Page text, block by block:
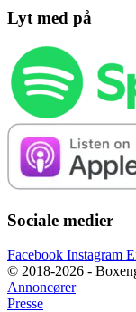
Lyt med på
Sociale medier
Facebook Instagram
© 2018-2026 -
Annoncører
Presse